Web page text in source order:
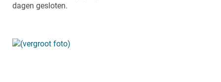
dagen gesloten.